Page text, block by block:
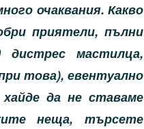
очаквания. Какво
приятели, пълни
мастилца,
това), евентуално
да не ставаме
неща, търсете